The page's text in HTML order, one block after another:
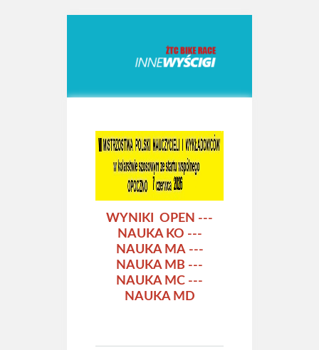
Regulamin
Kontakt
WYNIKI OPEN ---
NAUKA KO ---
NAUKA MA---
NAUKA MB ---
NAUKA MC ---
NAUKA MD